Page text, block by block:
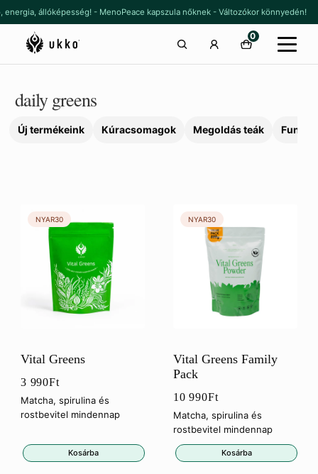
Ugrás
a
navigációhoz
Kilépés
a
tartalomba
állóképesség! - MenoPeace kapszula nőknek - Változókor könnyedén!
0
Vital Greens
3 990Ft
Matcha, spirulina és
rostbevitel mindennap
Kosárba
Vital Greens Family
Pack
10 990Ft
Matcha, spirulina és
rostbevitel mindennap
Kosárba
daily greens
Új termékeink Kúracsomagok Megoldás teák